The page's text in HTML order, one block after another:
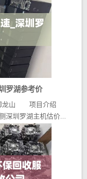
罗湖参考价
御龙山 项目介绍
深圳罗湖主机估价...